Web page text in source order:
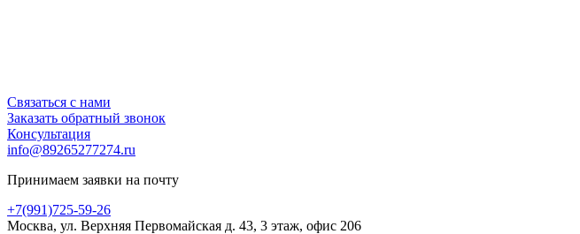
Связаться с нами
Заказать обратный звонок
Консультация
info@89265277274.ru
Принимаем заявки на почту
+7(991)725-59-26
Москва, ул. Верхняя Первомайская д. 43, 3 этаж, офис 206